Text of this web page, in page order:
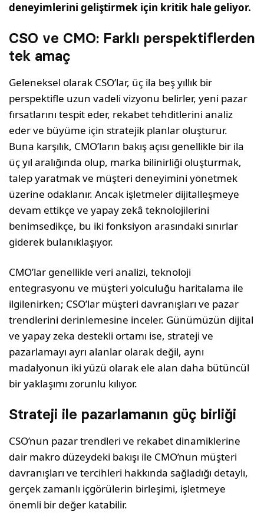
deneyimlerini geliştirmek için kritik hale geliyor.
CSO ve CMO: Farklı perspektiflerden
tek amaç
Geleneksel olarak CSO’lar, üç ila beş yıllık bir
perspektifle uzun vadeli vizyonu belirler, yeni pazar
fırsatlarını tespit eder, rekabet tehditlerini analiz
eder ve büyüme için stratejik planlar oluşturur.
Buna karşılık, CMO’ların bakış açısı genellikle bir ila
üç yıl aralığında olup, marka bilinirliği oluşturmak,
talep yaratmak ve müşteri deneyimini yönetmek
üzerine odaklanır. Ancak işletmeler dijitalleşmeye
devam ettikçe ve yapay zekâ teknolojilerini
benimsedikçe, bu iki fonksiyon arasındaki sınırlar
giderek bulanıklaşıyor.
CMO’lar genellikle veri analizi, teknoloji
entegrasyonu ve müşteri yolculuğu haritalama ile
ilgilenirken; CSO’lar müşteri davranışları ve pazar
trendlerini derinlemesine inceler. Günümüzün dijital
ve yapay zeka destekli ortamı ise, strateji ve
pazarlamayı ayrı alanlar olarak değil, aynı
madalyonun iki yüzü olarak ele alan daha bütüncül
bir yaklaşımı zorunlu kılıyor.
Strateji ile pazarlamanın güç birliği
CSO’nun pazar trendleri ve rekabet dinamiklerine
dair makro düzeydeki bakışı ile CMO’nun müşteri
davranışları ve tercihleri hakkında sağladığı detaylı,
gerçek zamanlı içgörülerin birleşimi, işletmeye
önemli bir değer katabilir.